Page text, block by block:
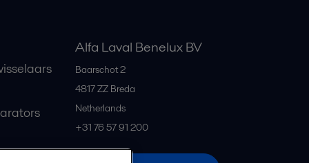
Alfa Laval Benelux BV
Baarschot 2
4817 ZZ Breda
Netherlands
+31 76 57 91 200